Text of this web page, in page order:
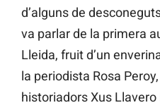
d’alguns de
va parlar de la primera
Lleida, fruit d’un
la periodista Rosa
historiadors Xus Llavero